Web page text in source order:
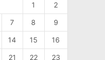
1 2
7 8 9
14 15 16
21 22 23